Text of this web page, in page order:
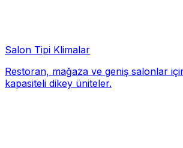
Salon Tipi Klimalar
Restoran, mağaza ve geniş salonlar
kapasiteli dikey üniteler.